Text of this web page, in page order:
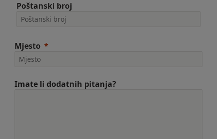
Poštanski broj
Mjesto
Imate li dodatnih pitanja?